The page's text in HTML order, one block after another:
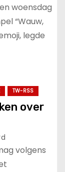
woensdag
“Wauw,
legde
TW-RSS
over
volgens